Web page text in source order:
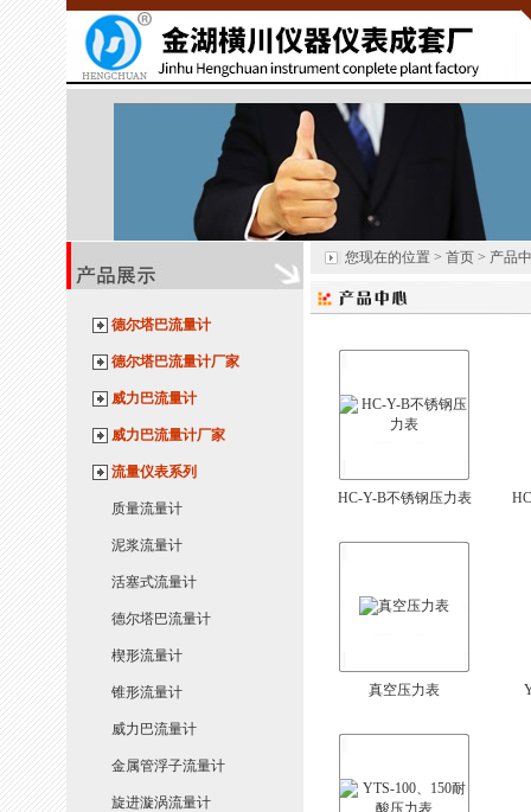
德尔塔巴流量计
德尔塔巴流量计厂家
威力巴流量计
威力巴流量计厂家
流量仪表系列
质量流量计
泥浆流量计
活塞式流量计
德尔塔巴流量计
楔形流量计
锥形流量计
威力巴流量计
金属管浮子流量计
旋进漩涡流量计
您现在的位置 > 首页 > 产品
HC-Y-B不锈钢压力表
真空压力表